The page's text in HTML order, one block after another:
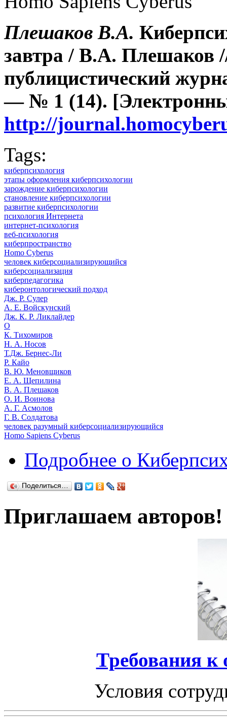
Плешаков В.А.
завтра / В.А. Плешаков
публицистический
— № 1 (14).
http://
Tags:
киберпсихология
этапы оформления киберпсихологии
зарождение киберпсихологии
становление киберпсихологии
развитие киберпсихологии
психология Интернета
интернет-психология
веб-психология
киберпространство
Homo Cyberus
человек киберсоциализирующийся
киберсоциализация
киберпедагогика
киберонтологический подход
Дж. Р. Сулер
А. Е. Войскунский
Дж. К. Р. Ликлайдер
О
К. Тихомиров
Н. А. Носов
Т.Дж. Бернес-Ли
Р. Кайо
В. Ю. Меновщиков
Е. А. Щепилина
В. А. Плешаков
О. И. Воинова
А. Г. Асмолов
Г. В. Солдатова
человек разумный киберсоциализирующийся
Homo Sapiens Cyberus
Подробнее о
Поделиться…
Приглашаем авторов!
Требования к
Условия